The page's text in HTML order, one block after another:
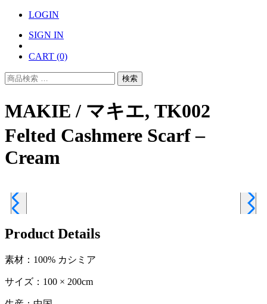
LOGIN
SIGN IN
CART (0)
検
象:
検索
MAKIE / マキエ, TK002
Felted Cashmere Scarf –
Cream
Product Details
素材：100% カシミア
サイズ：100 × 200cm